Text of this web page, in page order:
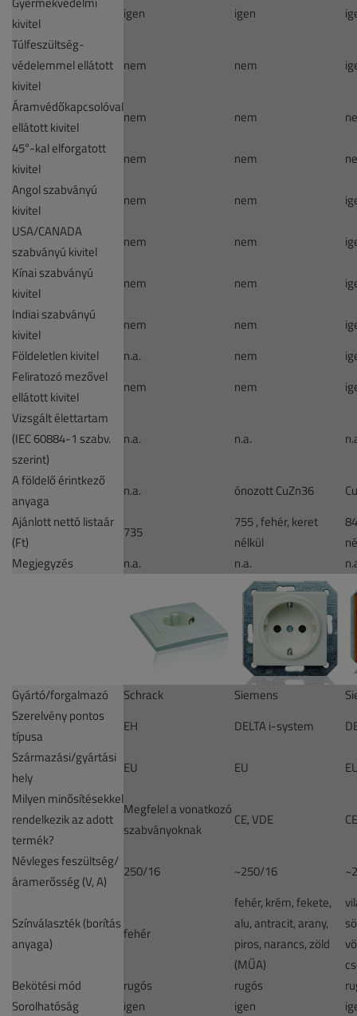
kivitel
igen igen
Túlfeszültség-
védelemmel ellátott
kivitel
nem nem
Áramvédőkapcsolóval
ellátott kivitel
nem nem
45°-kal elforgatott
kivitel
nem nem
Angol szabványú
kivitel
nem nem
USA/CANADA
szabványú kivitel
nem nem
Kínai szabványú
kivitel
nem nem
Indiai szabványú
kivitel
nem nem
Földeletlen kivitel
n.a. nem
Feliratozó mezővel
ellátott kivitel
nem nem
Vizsgált élettartam
(IEC 60884-1 szabv.
szerint)
n.a. n.a.
A földelő érintkező
anyaga
n.a. ónozott CuZn36
Ajánlott nettó listaár
(Ft)
735
755 , fehér, keret
nélkül
Megjegyzés
n.a. n.a.
Gyártó/forgalmazó Schrack Siemens
Szerelvény pontos
típusa
EH DELTA i-system
Származási/gyártási
hely
EU EU
Milyen minősítésekkel
rendelkezik az adott
termék?
Megfelel a vonatkozó
szabványoknak
CE, VDE
Névleges feszültség/
áramerősség (V, A)
250/16 ~250/16
Színválaszték (borítás
anyaga)
fehér
fehér, krém, fekete,
alu, antracit, arany,
piros, narancs, zöld
(MŰA)
Bekötési mód
rugós rugós
Sorolhatóság
igen igen